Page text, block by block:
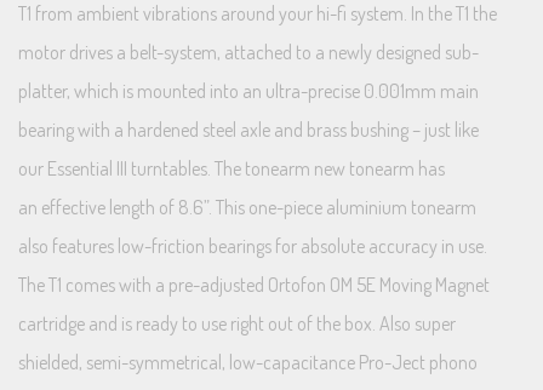
T1 from ambient vibrations around your hi-fi system. In the T1 the
motor drives a belt-system, attached to a newly designed sub-
platter, which is mounted into an ultra-precise 0.001mm main
bearing with a hardened steel axle and brass bushing – just like
our Essential III turntables. The tonearm new tonearm has
an effective length of 8.6”. This one-piece aluminium tonearm
also features low-friction bearings for absolute accuracy in use.
The T1 comes with a pre-adjusted Ortofon OM 5E Moving Magnet
cartridge and is ready to use right out of the box. Also super
shielded, semi-symmetrical, low-capacitance Pro-Ject phono